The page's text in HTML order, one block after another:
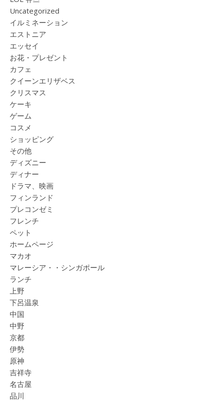
Uncategorized
イルミネーション
エストニア
エッセイ
お花・プレゼント
カフェ
クイーンエリザベス
クリスマス
ケーキ
ゲーム
コスメ
ショッピング
その他
ディズニー
ディナー
ドラマ、映画
フィンランド
プレコンゼミ
フレンチ
ペット
ホームページ
マカオ
マレーシア・・シンガポール
ランチ
上野
下呂温泉
中国
中野
京都
伊勢
原神
吉祥寺
名古屋
品川